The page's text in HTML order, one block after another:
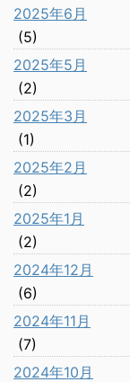
2025年6月
(5)
2025年5月
(2)
2025年3月
(1)
2025年2月
(2)
2025年1月
(2)
2024年12月
(6)
2024年11月
(7)
2024年10月